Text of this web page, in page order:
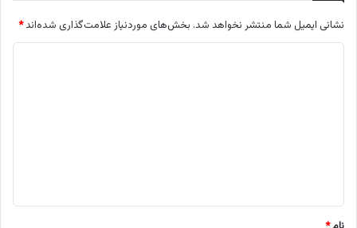
نشانی ایمیل شما منتشر نخواهد شد. بخش‌های موردنیاز علامت‌گذاری شده‌اند*